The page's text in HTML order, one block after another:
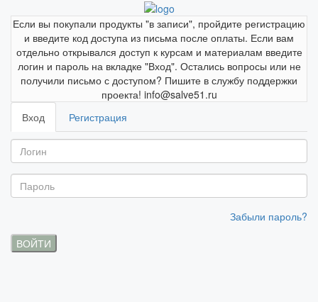
Если вы покупали продукты "в записи", пройдите регистрацию
и введите код доступа из письма после оплаты. Если вам
отдельно открывался доступ к курсам и материалам введите
логин и пароль на вкладке "Вход". Остались вопросы или не
получили письмо с доступом? Пишите в службу поддержки
проекта! info@salve51.ru
Вход
Регистрация
Забыли пароль?
ВОЙТИ